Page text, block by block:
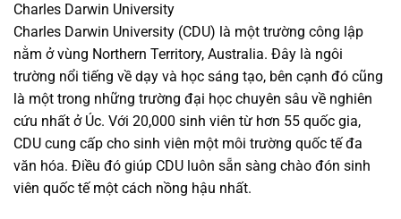
Charles Darwin University
Charles Darwin University (CDU) là một trường công lập
nằm ở vùng Northern Territory, Australia. Đây là ngôi
trường nổi tiếng về dạy và học sáng tạo, bên cạnh đó cũng
là một trong những trường đại học chuyên sâu về nghiên
cứu nhất ở Úc. Với 20,000 sinh viên từ hơn 55 quốc gia,
CDU cung cấp cho sinh viên một môi trường quốc tế đa
văn hóa. Điều đó giúp CDU luôn sẵn sàng chào đón sinh
viên quốc tế một cách nồng hậu nhất.